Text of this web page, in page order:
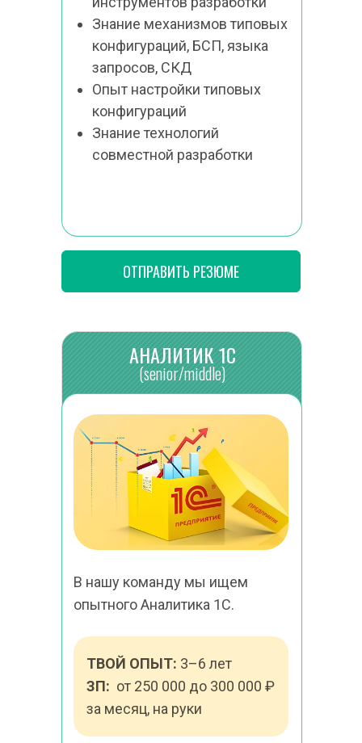
Знание механизмов типовых
конфигураций, БСП, языка
запросов, СКД
Опыт настройки типовых
конфигураций
Знание технологий
совместной разработки
ОТПРАВИТЬ РЕЗЮМЕ
АНАЛИТИК 1С
(senior/middle)
ТВОЙ ОПЫТ: 3–6 лет
ЗП:
  от 250 000 до 300 000 ₽
за месяц, на руки
В нашу команду мы ищем
опытного Аналитика 1С.